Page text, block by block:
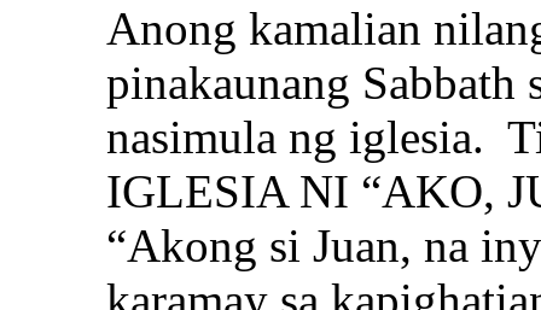
Anong kamalian
pinakaunang Sabbath
nasimula ng iglesia.
IGLESIA NI “AKO,
“Akong si Juan, na
karamay sa